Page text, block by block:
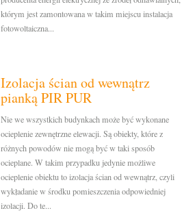
którym jest zamontowana w takim miejscu instalacja
fotowoltaiczna...
Izolacja ścian od wewnątrz
pianką PIR PUR
Nie we wszystkich budynkach może być wykonane
ocieplenie zewnętrzne elewacji. Są obiekty, które z
różnych powodów nie mogą być w taki sposób
ocieplane. W takim przypadku jedynie możliwe
ocieplenie obiektu to izolacja ścian od wewnątrz, czyli
wykładanie w środku pomieszczenia odpowiedniej
izolacji. Do te...